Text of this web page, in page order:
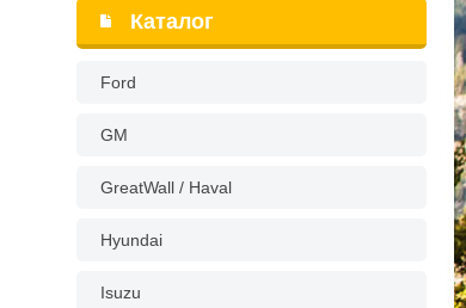
Каталог
Ford
GM
GreatWall / Haval
Hyundai
Isuzu